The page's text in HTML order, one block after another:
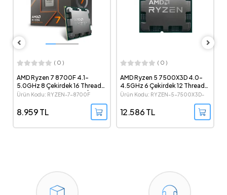
( 0 )
AMD Ryzen 7 8700F 4.1-
5.0GHz 8 Çekirdek 16 Thread
16MB Cache Soket AM5 İşlemci
Ürün Kodu: RYZEN-7-8700F
8.959 TL
( 0 )
AMD Ryzen 5 7500X3D 4.0-
4.5GHz 6 Çekirdek 12 Thread
96MB Cache Soket AM5 Tray
Ürün Kodu: RYZEN-5-7500X3D-
12.586 TL